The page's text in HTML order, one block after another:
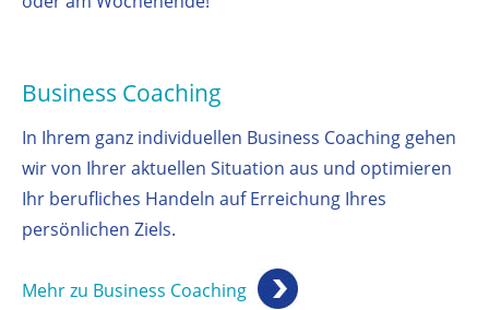
Business Coaching
In Ihrem ganz individuellen Business Coaching gehen
wir von Ihrer aktuellen Situation aus und optimieren
Ihr berufliches Handeln auf Erreichung Ihres
persönlichen Ziels.
Mehr zu Business Coaching